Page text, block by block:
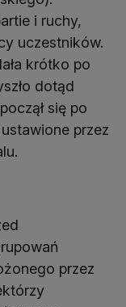
i ruchy,
uczestników.
krótko po
dotąd
się po
przez
przez